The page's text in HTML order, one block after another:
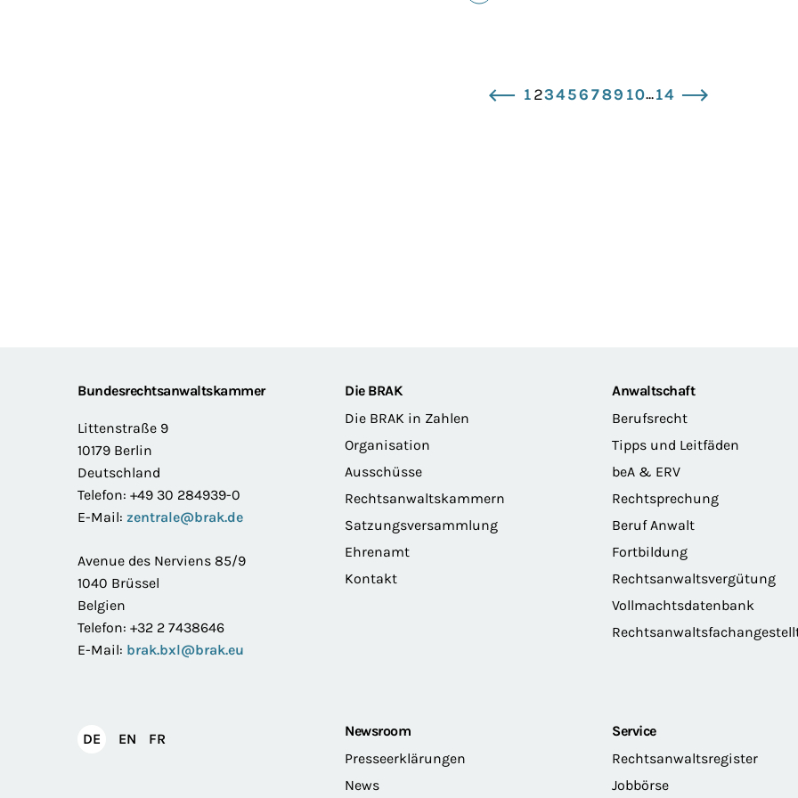
zurück123456789 10...14 vor
FooterBundesrechtsanwaltskammer
Littenstraße 9
10179 Berlin
Deutschland
Telefon: +49 30 284939-0
E-Mail: zentrale@brak.de
Avenue des Nerviens 85/9
1040 Brüssel
Belgien
Telefon: +32 2 7438646
E-Mail: brak.bxl@brak.eu
Die BRAK
Die BRAK in Zahlen
Organisation
Ausschüsse
Rechtsanwaltskammern
Satzungsversammlung
Ehrenamt
Kontakt
Anwaltschaft
Berufsrecht
Tipps und Leitfäden
beA & ERV
Rechtsprechung
Beruf Anwalt
Fortbildung
Rechtsanwaltsvergütung
Vollmachtsdatenbank
DEDeutsch
EN English
FR
Newsroom
Presseerklärungen
News
Service
Rechtsanwaltsregister
Jobbörse